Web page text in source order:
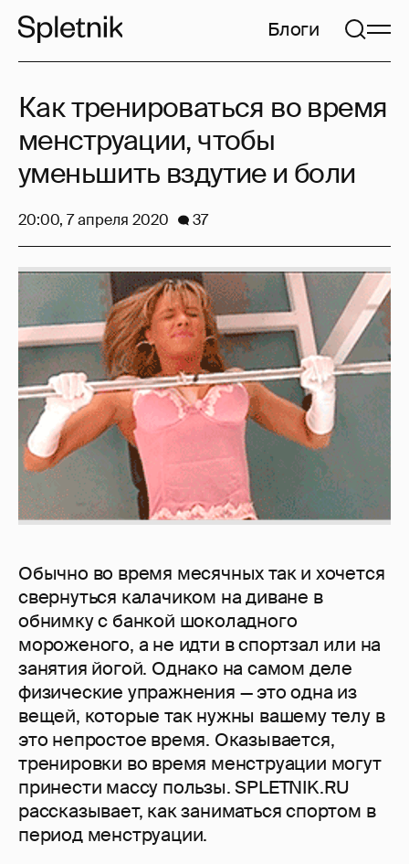
Блоги
Обычно во время месячных так и хочется
свернуться калачиком на диване в
обнимку с банкой шоколадного
мороженого, а не идти в спортзал или на
занятия йогой. Однако на самом деле
физические упражнения — это одна из
вещей, которые так нужны вашему телу в
это непростое время. Оказывается,
тренировки во время менструации могут
принести массу пользы. SPLETNIK.RU
рассказывает, как заниматься спортом в
период менструации.
Как тренироваться во время
менструации, чтобы
уменьшить вздутие и боли
20:00, 7 апреля 2020 37